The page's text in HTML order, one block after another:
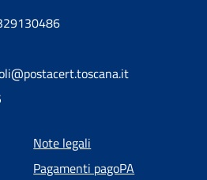
Note legali
Pagamenti pagoPA